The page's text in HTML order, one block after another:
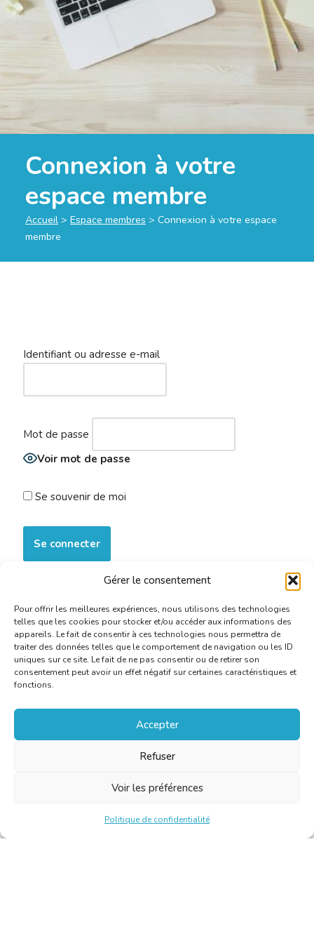
Gérer le consentement
Pour offrir les meilleures expériences, nous utilisons des technologies
telles que les cookies pour stocker et/ou accéder aux informations des
appareils. Le fait de consentir à ces technologies nous permettra de
traiter des données telles que le comportement de navigation ou les ID
uniques sur ce site. Le fait de ne pas consentir ou de retirer son
consentement peut avoir un effet négatif sur certaines caractéristiques et
fonctions.
Accepter
Refuser
Voir les préférences
Politique de confidentialité
Connexion à votre
espace membre
Accueil > Espace membres > Connexion à votre espace
membre
Identifiant ou adresse e-mail
Mot de passe
Voir mot de passe
Se souvenir de moi